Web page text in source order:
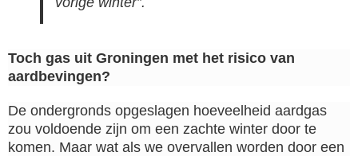
Toch gas uit Groningen met het risico van
aardbevingen?
De ondergronds opgeslagen hoeveelheid aardgas
zou voldoende zijn om een zachte winter door te
komen. Maar wat als we overvallen worden door een